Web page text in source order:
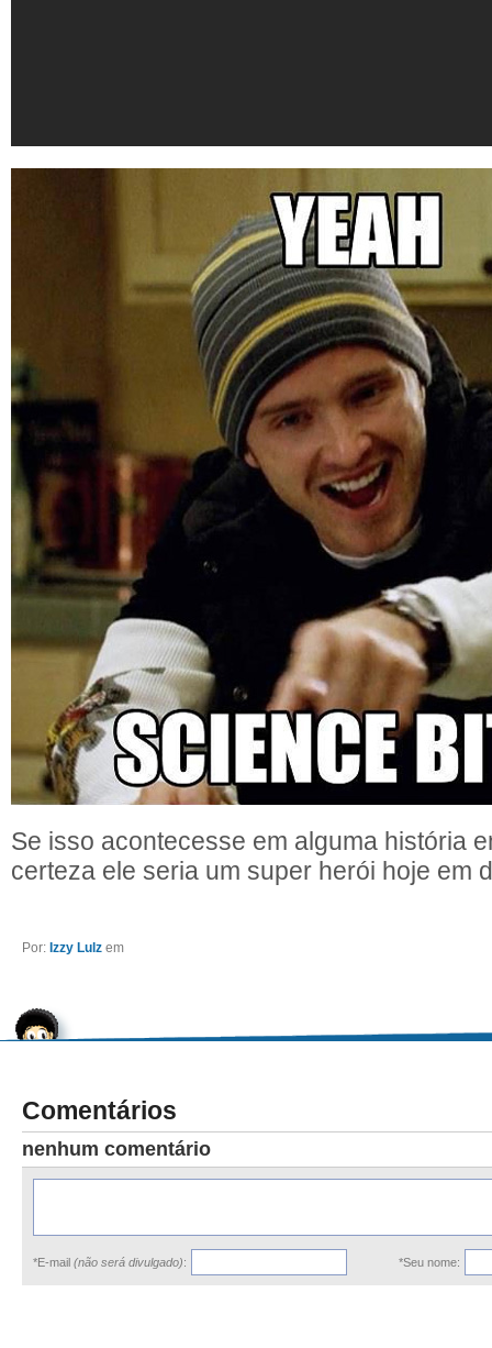
Se isso acontecesse em alguma história
certeza ele seria um super herói hoje em
Por: Izzy Lulz em
Comentários
nenhum comentário
*E-mail (não será divulgado): *Seu nome: